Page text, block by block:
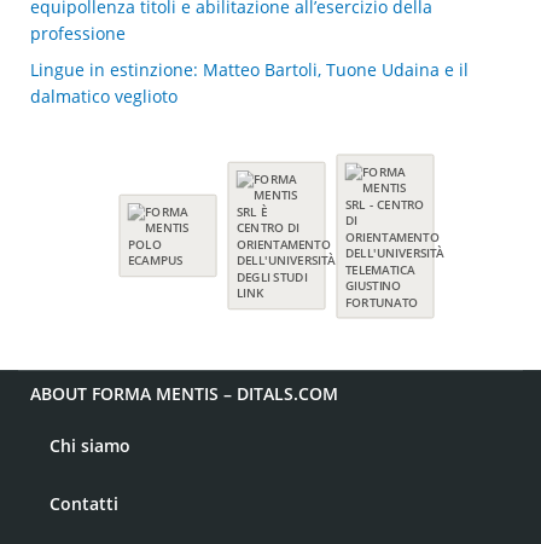
equipollenza titoli e abilitazione all’esercizio della
professione
Lingue in estinzione: Matteo Bartoli, Tuone Udaina e il
dalmatico veglioto
ABOUT FORMA MENTIS – DITALS.COM
Chi siamo
Contatti